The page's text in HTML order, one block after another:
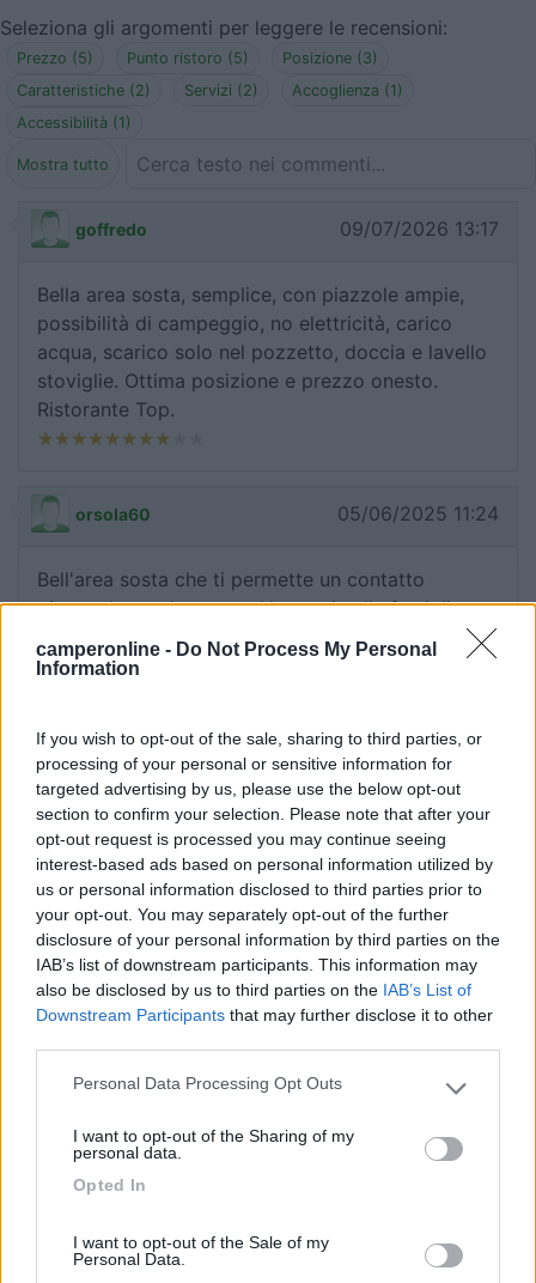
camperonline - Do Not Process My Personal
Information
If you wish to opt-out of the sale, sharing to third parties, or
processing of your personal or sensitive information for
targeted advertising by us, please use the below opt-out
section to confirm your selection. Please note that after your
opt-out request is processed you may continue seeing
interest-based ads based on personal information utilized by
us or personal information disclosed to third parties prior to
your opt-out. You may separately opt-out of the further
disclosure of your personal information by third parties on the
IAB’s list of downstream participants. This information may
also be disclosed by us to third parties on the IAB’s List of
Downstream Participants that may further disclose it to other
Please note that this website/app uses one or more Google
not limited to your visit or usage behaviour. You may click to
grant or deny consent to Google and its third-party tags to
use your data for below specified purposes in below Google
Personal Data Processing Opt Outs
I want to opt-out of the Sharing of my
personal data.
Opted In
I want to opt-out of the Sale of my
Personal Data.
Seleziona gli argomenti per leggere le recensioni:
Prezzo (5) Punto ristoro (5)
Posizione (3)
Caratteristiche (2)
Servizi (2)
Accoglienza (1)
Accessibilità (1)
Mostra tutto
goffredo 09/07/2026 13:17
Bella area sosta, semplice, con piazzole ampie,
possibilità di campeggio, no elettricità, carico
acqua, scarico solo nel pozzetto, doccia e lavello
stoviglie. Ottima posizione e prezzo onesto.
Ristorante Top.
orsola60 05/06/2025 11:24
Bell'area sosta che ti permette un contatto
piacevole con la natura. Un grazie alla famiglia
che gestisce l'area per l'accoglienza e cordialità.
Guerrino 1 26/10/2023 10:26
Bell'area di sosta, aperta nel periodo estivo.
Accessibilità
vicky57 14/07/2023 13:00
possibilità di fare il barbecue, doccia calda
compresa nel prezzo. E nel ristorante che la
gestisce si mangia bene a prezzi contenuti.
Possibilità di fare passeggiate, seggiovia non
Punto ristoro